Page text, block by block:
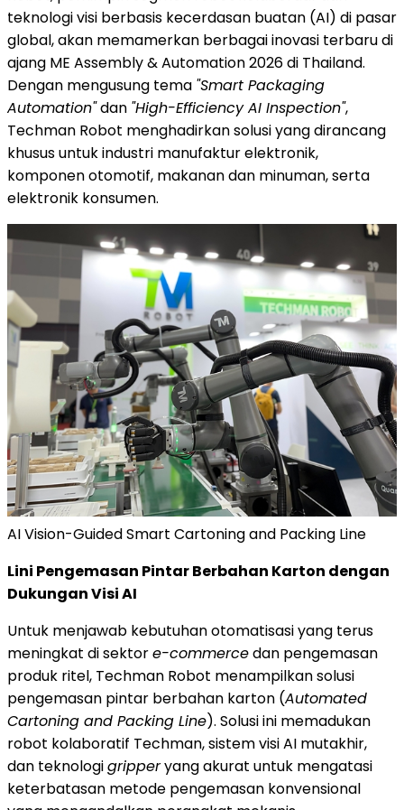
teknologi visi berbasis kecerdasan buatan (AI) di pasar
global, akan memamerkan berbagai inovasi terbaru di
ajang ME Assembly & Automation 2026 di Thailand.
Dengan mengusung tema "Smart Packaging
Automation"dan "High-Efficiency AI Inspection",
Techman Robot menghadirkan solusi yang dirancang
khusus untuk industri manufaktur elektronik,
komponen otomotif, makanan dan minuman, serta
elektronik konsumen.
AI Vision-Guided Smart Cartoning and Packing Line
Lini Pengemasan Pintar Berbahan Karton dengan
Dukungan Visi AI
Untuk menjawab kebutuhan otomatisasi yang terus
meningkat di sektore-commercedan pengemasan
produk ritel, Techman Robot menampilkan solusi
pengemasan pintar berbahan karton (Automated
Cartoning and Packing Line). Solusi ini memadukan
robot kolaboratif Techman, sistem visi AI mutakhir,
dan teknologigripperyang akurat untuk mengatasi
keterbatasan metode pengemasan konvensional